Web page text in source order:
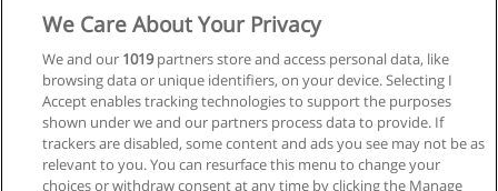
Solicitar informações
Pós-Graduação em Filosofia
UBM - Centro Universitário de Barra Mansa
Solicitar informações
We Care About Your Privacy
We and our 1019partners store and access personal data, like
browsing data or unique identifiers, on your device. Selecting I
Accept enables tracking technologies to support the purposes
shown under we and our partners process data to provide. If
trackers are disabled, some content and ads you see may not be as
relevant to you. You can resurface this menu to change your
choices or withdraw consent at any time by clicking the Manage